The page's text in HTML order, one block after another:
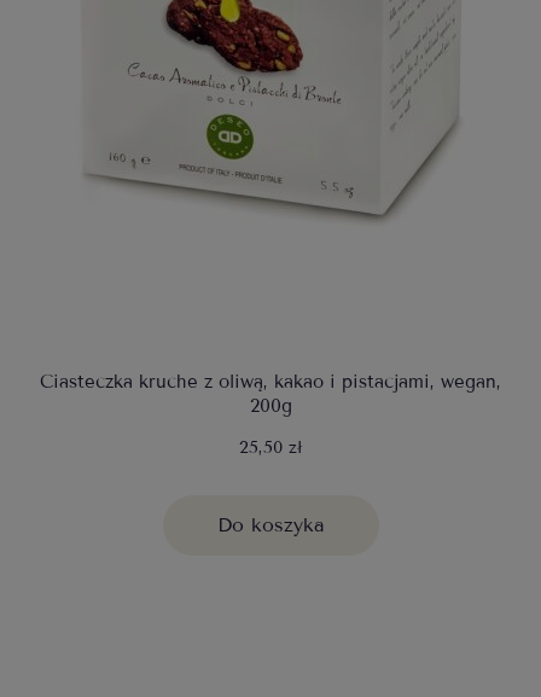
Ciasteczka kruche z oliwą, kakao i pistacjami, wegan,
200g
25,50 zł
Do koszyka